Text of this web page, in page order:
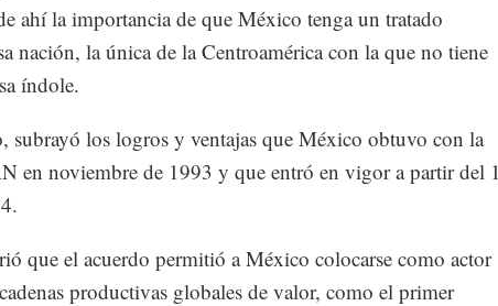
ahí la importancia de que México tenga un tratado
nación, la única de la Centroamérica con la que no tiene
índole.
subrayó los logros y ventajas que México obtuvo con la
en noviembre de 1993 y que entró en vigor a partir del 1
que el acuerdo permitió a México colocarse como actor
productivas globales de valor, como el primer